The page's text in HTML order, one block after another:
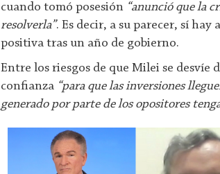
cuando tomó posesión “anunció que la
resolverla”. Es decir, a su parecer, sí
positiva tras un año de gobierno.
Entre los riesgos de que Milei se desvíe
confianza “para que las inversiones
generado por parte de los opositores